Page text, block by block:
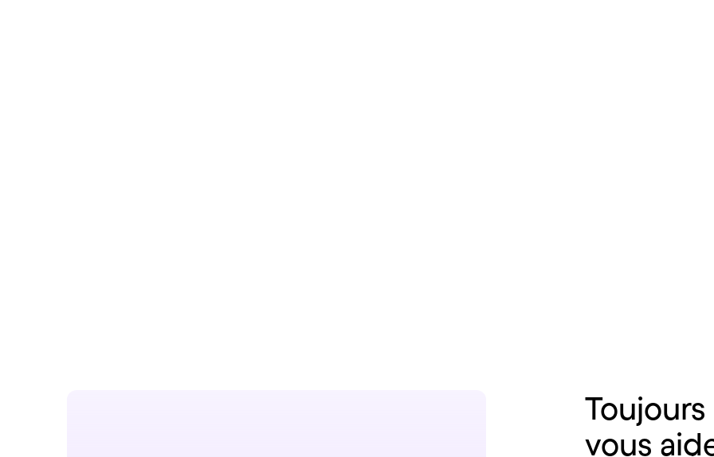
Toujours
vous